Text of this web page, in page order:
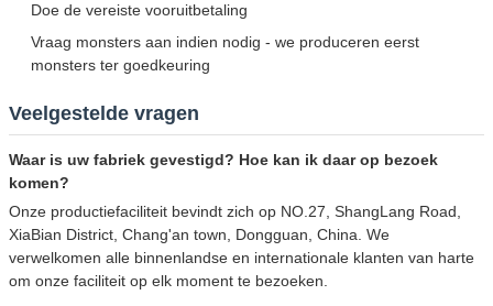
Doe de vereiste vooruitbetaling
Vraag monsters aan indien nodig - we produceren eerst
monsters ter goedkeuring
Veelgestelde vragen
Waar is uw fabriek gevestigd? Hoe kan ik daar op bezoek
komen?
Onze productiefaciliteit bevindt zich op NO.27, ShangLang Road,
XiaBian District, Chang'an town, Dongguan, China. We
verwelkomen alle binnenlandse en internationale klanten van harte
om onze faciliteit op elk moment te bezoeken.